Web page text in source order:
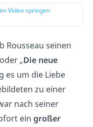
Video springen
Rousseau seinen
„Die neue
es um die Liebe
zu einer
nach seiner
ein großer